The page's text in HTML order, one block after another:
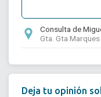
Consulta de
Gta. Gta
Deja tu opinión